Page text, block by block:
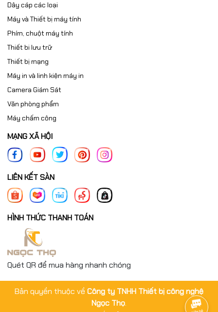
Dây cáp các loại
Máy và Thiết bị máy tính
Phím, chuột máy tính
Thiết bi lưu trữ
Thiết bị mạng
Máy in và linh kiện máy in
Camera Giám Sát
Văn phòng phẩm
Máy chấm công
MẠNG XÃ HỘI
LIÊN KẾT SÀN
HÌNH THỨC THANH TOÁN
Quét QR để mua hàng nhanh chóng
Bản quyền thuộc về Công ty TNHH Thiết bị công nghệ
Ngọc Thọ.